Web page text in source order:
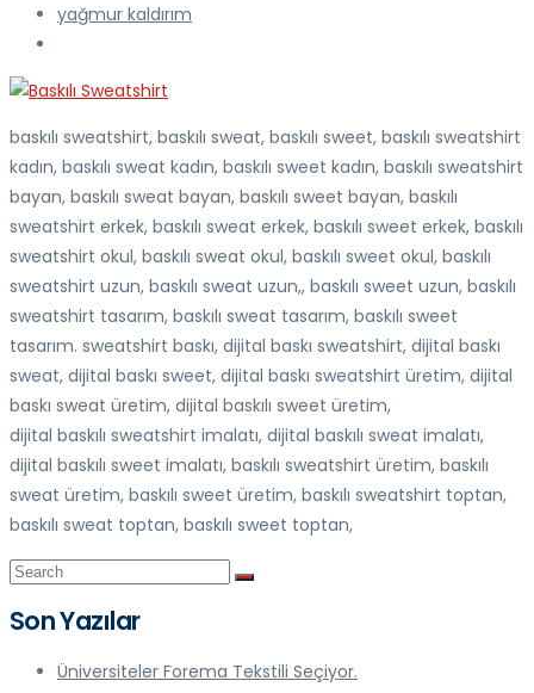
yağmur kaldırım
baskılı sweatshirt, baskılı sweat, baskılı sweet, baskılı sweatshirt
kadın, baskılı sweat kadın, baskılı sweet kadın, baskılı sweatshirt
bayan, baskılı sweat bayan, baskılı sweet bayan, baskılı
sweatshirt erkek, baskılı sweat erkek, baskılı sweet erkek, baskılı
sweatshirt okul, baskılı sweat okul, baskılı sweet okul, baskılı
sweatshirt uzun, baskılı sweat uzun,, baskılı sweet uzun, baskılı
sweatshirt tasarım, baskılı sweat tasarım, baskılı sweet
tasarım. sweatshirt baskı, dijital baskı sweatshirt, dijital baskı
sweat, dijital baskı sweet, dijital baskı sweatshirt üretim, dijital
baskı sweat üretim, dijital baskılı sweet üretim,
dijital baskılı sweatshirt imalatı, dijital baskılı sweat imalatı,
dijital baskılı sweet imalatı, baskılı sweatshirt üretim, baskılı
sweat üretim, baskılı sweet üretim, baskılı sweatshirt toptan,
baskılı sweat toptan, baskılı sweet toptan,
Son Yazılar
Üniversiteler Forema Tekstili Seçiyor.